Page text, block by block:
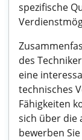
spezifische
des
eine
technisches
Fähigkeiten
sich über die
bewerben